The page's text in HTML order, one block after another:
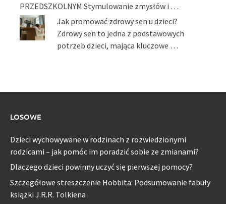
PRZEDSZKOLNYM Stymulowanie zmysłów i …
Jak promować zdrowy sen u dzieci?
Zdrowy sen to jedna z podstawowych
potrzeb dzieci, mająca kluczowe …
LOSOWE
Dzieci wychowywane w rodzinach z rozwiedzionymi
rodzicami – jak pomóc im poradzić sobie ze zmianami?
Dlaczego dzieci powinny uczyć się pierwszej pomocy?
Szczegółowe streszczenie Hobbita: Podsumowanie fabuły
książki J.R.R. Tolkiena